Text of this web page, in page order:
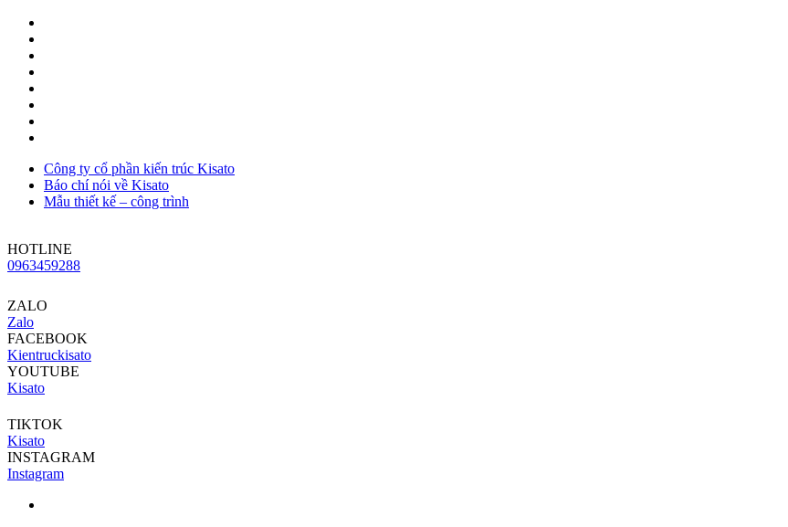
Công ty cổ phần kiến trúc Kisato
Báo chí nói về Kisato
Mẫu thiết kế – công trình
HOTLINE
0963459288
ZALO
Zalo
FACEBOOK
Kientruckisato
YOUTUBE
Kisato
TIKTOK
Kisato
INSTAGRAM
Instagram